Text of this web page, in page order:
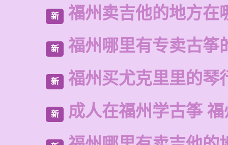
新 福州卖吉他的地方在
新 福州哪里有专卖古筝
新 福州买尤克里里的琴
新 成人在福州学古筝